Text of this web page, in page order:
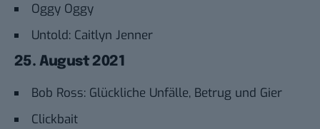
Oggy Oggy
Untold: Caitlyn Jenner
25. August 2021
Bob Ross: Glückliche Unfälle, Betrug und Gier
Clickbait